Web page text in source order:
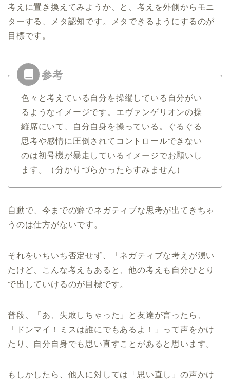
考えに置き換えてみようか、と、考えを外側からモニ
ターする、メタ認知です。メタできるようにするのが
目標です。
色々と考えている自分を操縦している自分がい
るようなイメージです。エヴァンゲリオンの操
縦席にいて、自分自身を操っている。ぐるぐる
思考や感情に圧倒されてコントロールできない
のは初号機が暴走しているイメージでお願いし
ます。（分かりづらかったらすみません）
自動で、今までの癖でネガティブな思考が出てきちゃ
うのは仕方がないです。
それをいちいち否定せず、「ネガティブな考えが湧い
たけど、こんな考えもあると、他の考えも自分ひとり
で出していけるのが目標です。
普段、「あ、失敗しちゃった」と友達が言ったら、
「ドンマイ！ミスは誰にでもあるよ！」って声をかけ
たり、自分自身でも思い直すことがあると思います。
もしかしたら、他人に対しては「思い直し」の声かけ